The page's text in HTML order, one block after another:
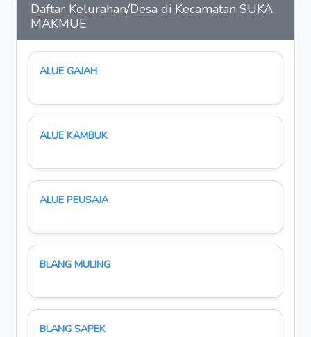
Daftar Kelurahan/Desa di Kecamatan SUKA
MAKMUE
ALUE GAJAH
ALUE KAMBUK
ALUE PEUSAJA
BLANG MULING
BLANG SAPEK